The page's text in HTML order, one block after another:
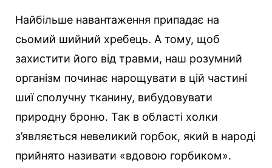
Найбільше навантаження припадає на
сьомий шийний хребець. А тому, щоб
захистити його від травми, наш розумний
організм починає нарощувати в цій частині
шиї сполучну тканину, вибудовувати
природну броню. Так в області холки
з’являється невеликий горбок, який в народі
прийнято називати «вдовою горбиком».